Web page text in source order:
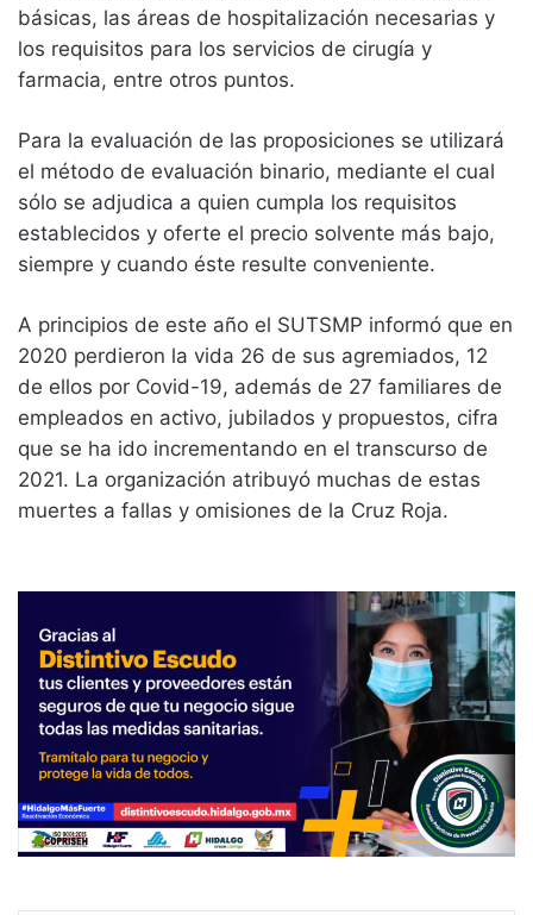
básicas, las áreas de hospitalización necesarias y
los requisitos para los servicios de cirugía y
farmacia, entre otros puntos.
Para la evaluación de las proposiciones se utilizará
el método de evaluación binario, mediante el cual
sólo se adjudica a quien cumpla los requisitos
establecidos y oferte el precio solvente más bajo,
siempre y cuando éste resulte conveniente.
A principios de este año el SUTSMP informó que en
2020 perdieron la vida 26 de sus agremiados, 12
de ellos por Covid-19, además de 27 familiares de
empleados en activo, jubilados y propuestos, cifra
que se ha ido incrementando en el transcurso de
2021. La organización atribuyó muchas de estas
muertes a fallas y omisiones de la Cruz Roja.